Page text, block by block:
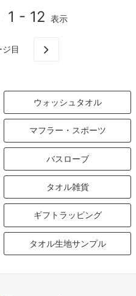
1 - 12 表示
目
ウォッシュタオル
マフラー・スポーツ
バスローブ
タオル雑貨
ギフトラッピング
タオル生地サンプル